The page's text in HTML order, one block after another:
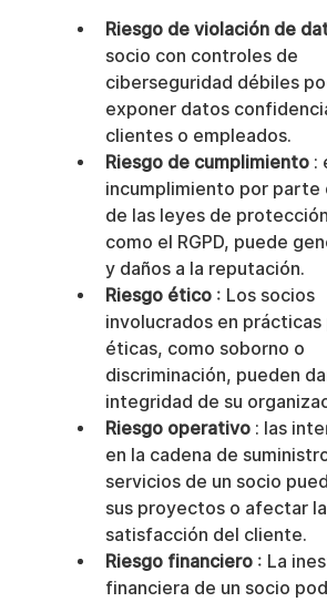
Riesgo de violación de
socio con controles de
ciberseguridad débiles
exponer datos
clientes o empleados.
Riesgo de cumplimiento :
incumplimiento por parte
de las leyes de
como el RGPD, puede
y daños a la reputación.
Riesgo ético : Los socios
involucrados en prácticas
éticas, como soborno o
discriminación, pueden
integridad de su
Riesgo operativo : las
en la cadena de
servicios de un socio
sus proyectos o afectar la
satisfacción del cliente.
Riesgo financiero : La
financiera de un socio